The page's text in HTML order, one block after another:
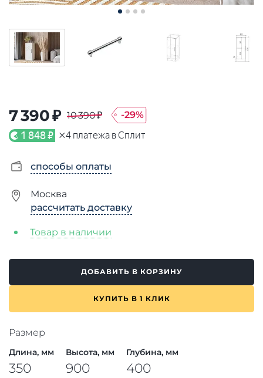
7 390 ₽ 10 390 ₽ -29%
1 848 ₽ ×4 платежа в Сплит
способы оплаты
Москва
рассчитать доставку
Товар в наличии
ДОБАВИТЬ В КОРЗИНУ
КУПИТЬ В 1 КЛИК
Размер
Длина, мм
350
Высота, мм
900
Глубина, мм
400